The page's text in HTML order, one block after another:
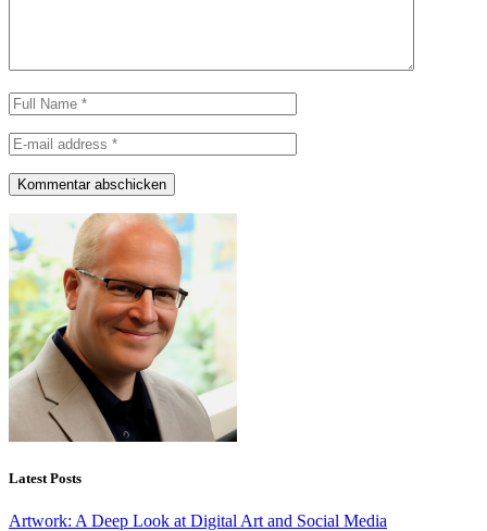
Latest Posts
Artwork: A Deep Look at Digital Art and Social Media